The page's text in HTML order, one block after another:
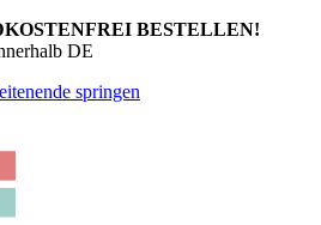
BESTELLEN!
DE
springen